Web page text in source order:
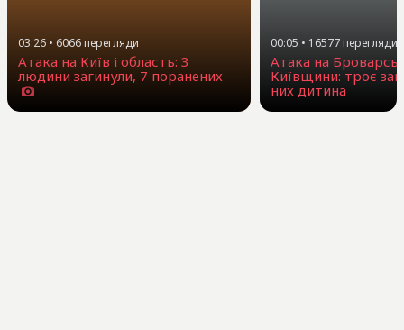
03:26 • 6066перегляди
Атака на Київ і область: 3
людини загинули, 7 поранених
00:05 • 16577 перегляди
Атака на
Київщини: троє
них дитина